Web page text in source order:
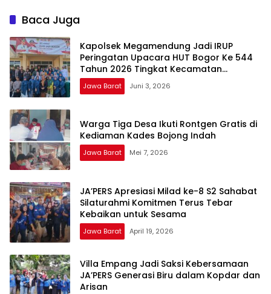
Baca Juga
Kapolsek Megamendung Jadi IRUP
Peringatan Upacara HUT Bogor Ke 544
Tahun 2026 Tingkat Kecamatan
Megamendung, Kabupaten Bogor
Jawa Barat Juni 3, 2026
Warga Tiga Desa Ikuti Rontgen Gratis di
Kediaman Kades Bojong Indah
Jawa Barat Mei 7, 2026
JA’PERS Apresiasi Milad ke-8 S2 Sahabat
Silaturahmi Komitmen Terus Tebar
Kebaikan untuk Sesama
Jawa Barat April 19, 2026
Villa Empang Jadi Saksi Kebersamaan
JA’PERS Generasi Biru dalam Kopdar dan
Arisan